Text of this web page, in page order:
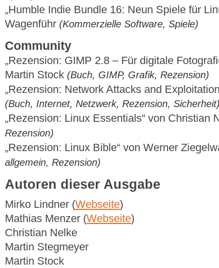
„Humble Indie Bundle 16: Neun Spiele für
Wagenführ (Kommerzielle Software, Spiele)
Community
„Rezension: GIMP 2.8 – Für digitale
Martin Stock (Buch, GIMP, Grafik, Rezension)
„Rezension: Network Attacks and
(Buch, Internet, Netzwerk, Rezension,
„Rezension: Linux Essentials“ von Christian
Rezension)
„Rezension: Linux Bible“ von Werner
allgemein, Rezension)
Autoren dieser Ausgabe
Mirko Lindner (Webseite)
Mathias Menzer (Webseite)
Christian Nelke
Martin Stegmeyer
Martin Stock